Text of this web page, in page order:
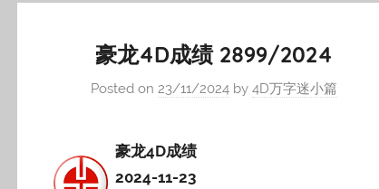
豪龙4D成绩 2899/2024
Posted on 23/11/2024by 4D万字迷小篇
豪龙4D成绩
2024-11-23